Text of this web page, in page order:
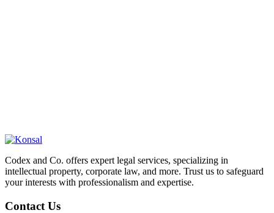
Codex and Co. offers expert legal services, specializing in
intellectual property, corporate law, and more. Trust us to safeguard
your interests with professionalism and expertise.
Contact Us